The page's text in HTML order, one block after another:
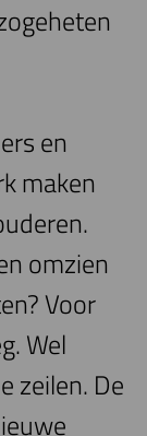
en
maken
omzien
Voor
Wel
zeilen. De